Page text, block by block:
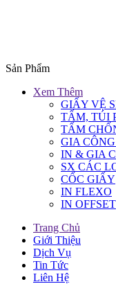
Sản Phẩm
Xem Thêm
GIẤY VỆ
TẤM, TÚI
TẤM
GIA
IN & GIA
SX CÁC
CỐC GIẤY
IN FLEXO
IN OFFSET
Trang Chủ
Giới Thiệu
Dịch Vụ
Tin Tức
Liên Hệ